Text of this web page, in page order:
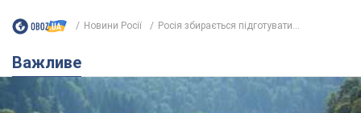
Новини Росії Росія збирається підготувати...
Важливе